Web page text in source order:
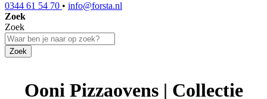
0344 61 54 70 • info@forsta.nl
Zoek
Zoek
Zoek
Ooni Pizzaovens | Collectie